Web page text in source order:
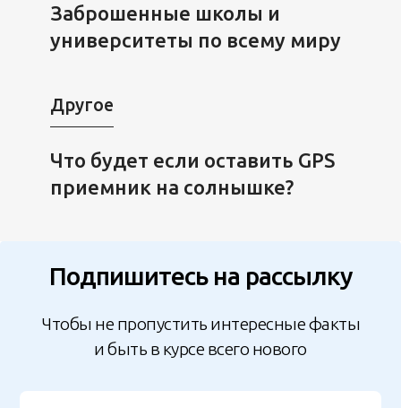
Заброшенные школы и
университеты по всему миру
Другое
Что будет если оставить GPS
приемник на солнышке?
Подпишитесь на рассылку
Чтобы не пропустить интересные факты
и быть в курсе всего нового